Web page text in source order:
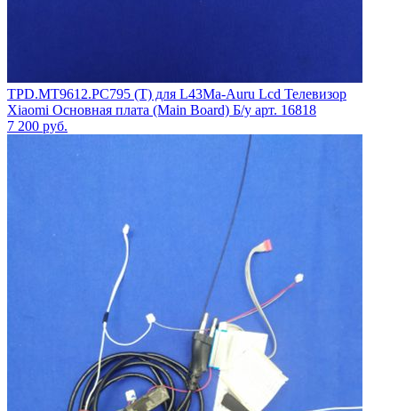
TPD.MT9612.PC795 (T) для L43Ma-Auru Lcd Телевизор
Xiaomi Основная плата (Main Board) Б/у арт. 16818
7 200 руб.